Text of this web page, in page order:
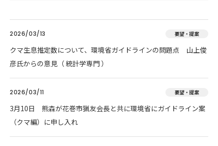
2026/03/13 要望・提案
クマ生息推定数について、環境省ガイドラインの問題点 山上俊
彦氏からの意見（ 統計学専門 ）
2026/03/11 要望・提案
3月10日 熊森が花巻市猟友会長と共に環境省にガイドライン案
（クマ編）に申し入れ